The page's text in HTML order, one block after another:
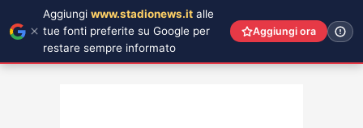
Aggiungi www.stadionews.it alle
tue fonti preferite su Google per
restare sempre informato
Aggiungi ora